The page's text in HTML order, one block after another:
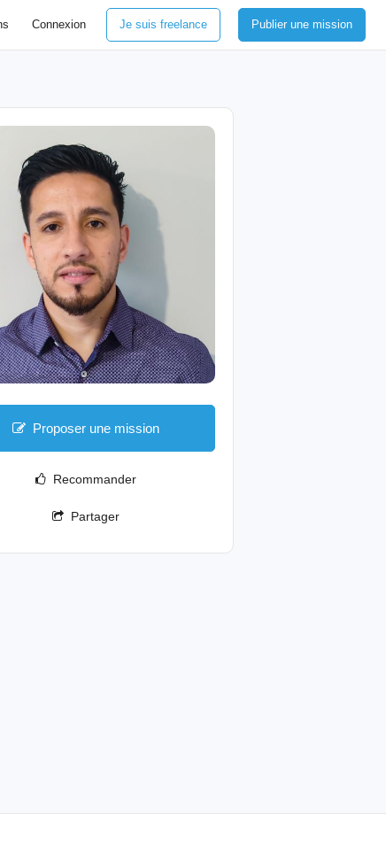
Connexion Je suis freelance Publier une mission
Proposer une mission
Recommander
Partager